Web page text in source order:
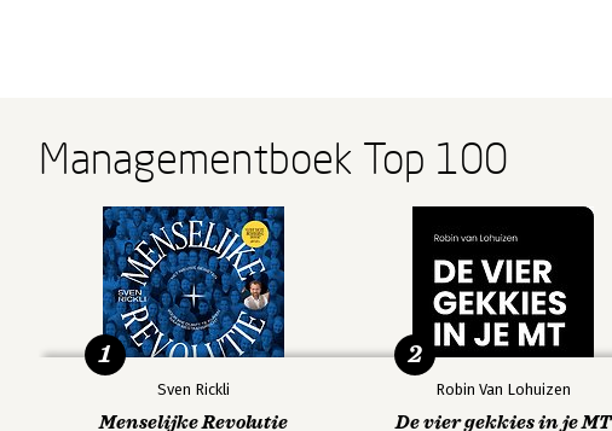
Managementboek Top 100
Sven Rickli
Menselijke Revolutie
1
Robin Van Lohuizen
De vier gekkies in je MT
2